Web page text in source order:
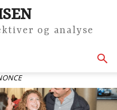
og analyse